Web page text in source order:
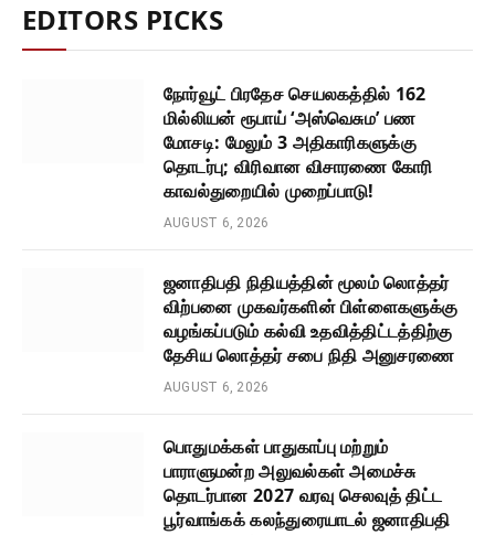
EDITORS PICKS
நோர்வூட் பிரதேச செயலகத்தில் 162
மில்லியன் ரூபாய் ‘அஸ்வெசும’ பண
மோசடி: மேலும் 3 அதிகாரிகளுக்கு
தொடர்பு; விரிவான விசாரணை கோரி
காவல்துறையில் முறைப்பாடு!
AUGUST 6, 2026
ஜனாதிபதி நிதியத்தின் மூலம் லொத்தர்
விற்பனை முகவர்களின் பிள்ளைகளுக்கு
வழங்கப்படும் கல்வி உதவித்திட்டத்திற்கு
தேசிய லொத்தர் சபை நிதி அனுசரணை
AUGUST 6, 2026
பொதுமக்கள் பாதுகாப்பு மற்றும்
பாராளுமன்ற அலுவல்கள் அமைச்சு
தொடர்பான 2027 வரவு செலவுத் திட்ட
பூர்வாங்கக் கலந்துரையாடல் ஜனாதிபதி